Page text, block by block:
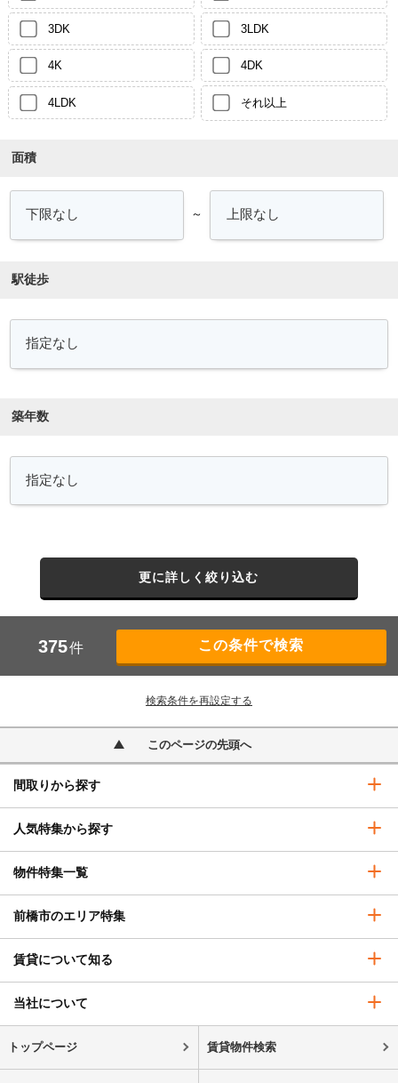
3DK 3LDK
4K 4DK
4LDK それ以上
面積
～
駅徒歩
築年数
更に詳しく絞り込む
375件
検索条件を再設定する
このページの先頭へ
間取りから探す
人気特集から探す
物件特集一覧
前橋市のエリア特集
賃貸について知る
当社について
トップページ 賃貸物件検索